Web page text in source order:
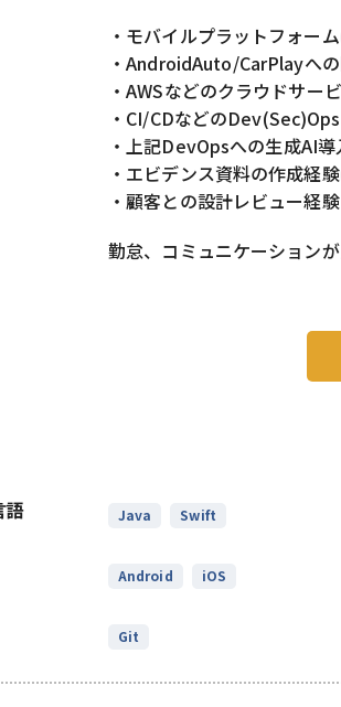
・モバイルプラットフォー
・AndroidAuto/CarPlayへ
・AWSなどのクラウドサー
・CI/CDなどの
・上記DevOpsへの生成AI
・エビデンス資料の作成経
・顧客との設計レビュー経験
勤怠、コミュニケーション
語 Java Swift
Android iOS
Git